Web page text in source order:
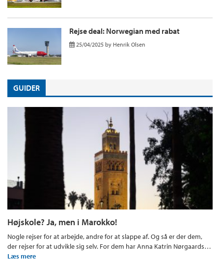
Rejse deal: Norwegian med rabat
25/04/2025 by Henrik Olsen
GUIDER
Højskole? Ja, men i Marokko!
Nogle rejser for at arbejde, andre for at slappe af. Og så er der dem,
der rejser for at udvikle sig selv. For dem har Anna Katrin Nørgaards…
Læs mere